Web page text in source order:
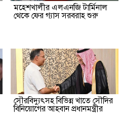
মহেশখালীর এলএনজি টার্মিনাল
থেকে ফের গ্যাস সরবরাহ শুরু
সৌরবিদ্যুৎসহ বিভিন্ন খাতে সৌদির
বিনিয়োগের আহবান প্রধানমন্ত্রীর